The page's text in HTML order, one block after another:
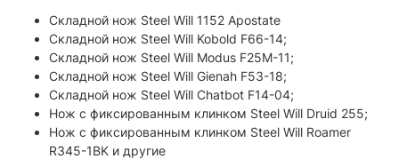
Складной нож Steel Will 1152 Apostate
Складной нож Steel Will Kobold F66-14;
Складной нож Steel Will Modus F25M-11;
Складной нож Steel Will Gienah F53-18;
Складной нож Steel Will Chatbot F14-04;
Нож с фиксированным клинком Steel Will Druid 255;
Нож с фиксированным клинком Steel Will Roamer
R345-1BK и другие